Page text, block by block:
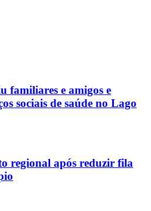
familiares e amigos e
sociais de saúde no Lago
regional após reduzir fila